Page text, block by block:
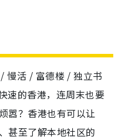
慢活 / 富德楼 / 独立书
速的香港，连周末也要
嚣？香港也有可以让
甚至了解本地社区的